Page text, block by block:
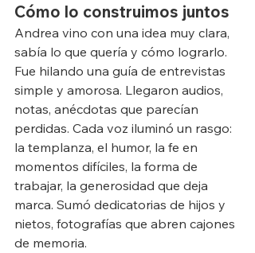
Cómo lo construimos juntos
Andrea vino con una idea muy clara,
sabía lo que quería y cómo lograrlo.
Fue hilando una guía de entrevistas
simple y amorosa. Llegaron audios,
notas, anécdotas que parecían
perdidas. Cada voz iluminó un rasgo:
la templanza, el humor, la fe en
momentos difíciles, la forma de
trabajar, la generosidad que deja
marca. Sumó dedicatorias de hijos y
nietos, fotografías que abren cajones
de memoria.